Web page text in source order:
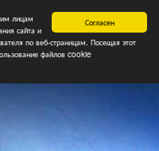
Согласен
лицам
сайта и
по веб-страницам. Посещая этот
файлов cookie
НФ Свободные